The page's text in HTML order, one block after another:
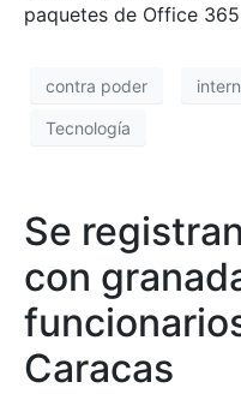
paquetes de Office
contra poder
Tecnología
Se
con
Caracas